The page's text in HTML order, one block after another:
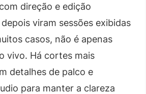
direção e edição
viram sessões exibidas
casos, não é apenas
vivo. Há cortes mais
detalhes de palco e
para manter a clareza